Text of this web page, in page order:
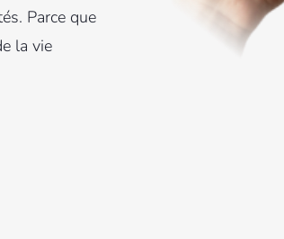
Parce que
la vie